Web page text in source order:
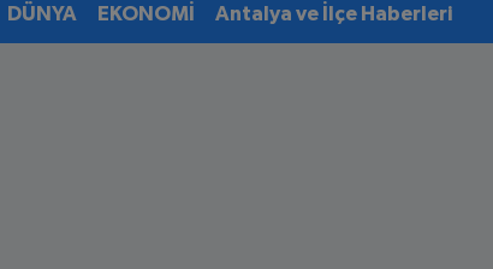
DÜNYA EKONOMİ Antalya ve İlçe Haberleri